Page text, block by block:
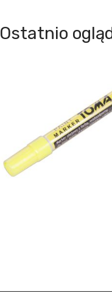
Ostatnio